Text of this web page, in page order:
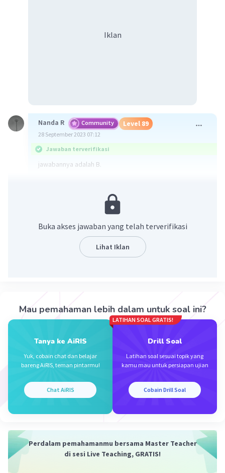
Iklan
Nanda R Community Level 89
28 September 2023 07:12
Jawaban terverifikasi
jawabannya adalah B.
= f(3)-f(4)
Buka akses jawaban yang telah terverifikasi
Lihat Iklan
Mau pemahaman lebih dalam untuk soal ini?
Tanya ke AiRIS
Yuk, cobain chat dan belajar
bareng AiRIS, teman pintarmu!
Chat AiRIS
LATIHAN SOAL GRATIS!
Drill Soal
Latihan soal sesuai topik yang
kamu mau untuk persiapan ujian
Cobain Drill Soal
Perdalam pemahamanmu bersama Master Teacher
di sesi Live Teaching, GRATIS!